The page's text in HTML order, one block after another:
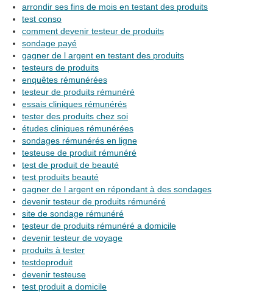
arrondir ses fins de mois en testant des produits
test conso
comment devenir testeur de produits
sondage payé
gagner de l argent en testant des produits
testeurs de produits
enquêtes rémunérées
testeur de produits rémunéré
essais cliniques rémunérés
tester des produits chez soi
études cliniques rémunérées
sondages rémunérés en ligne
testeuse de produit rémunéré
test de produit de beauté
test produits beauté
gagner de l argent en répondant à des sondages
devenir testeur de produits rémunéré
site de sondage rémunéré
testeur de produits rémunéré a domicile
devenir testeur de voyage
produits à tester
testdeproduit
devenir testeuse
test produit a domicile